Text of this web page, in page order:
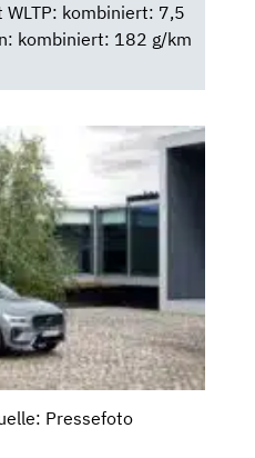
kombiniert: 7,5
kombiniert: 182 g/km
Pressefoto